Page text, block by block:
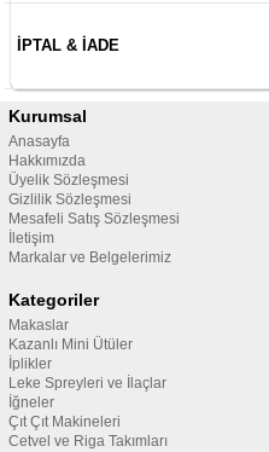
İPTAL & İADE
Kurumsal
Anasayfa
Hakkımızda
Üyelik Sözleşmesi
Gizlilik Sözleşmesi
Mesafeli Satış Sözleşmesi
İletişim
Markalar ve Belgelerimiz
Kategoriler
Makaslar
Kazanlı Mini Ütüler
İplikler
Leke Spreyleri ve İlaçlar
İğneler
Çıt Çıt Makineleri
Cetvel ve Riga Takımları